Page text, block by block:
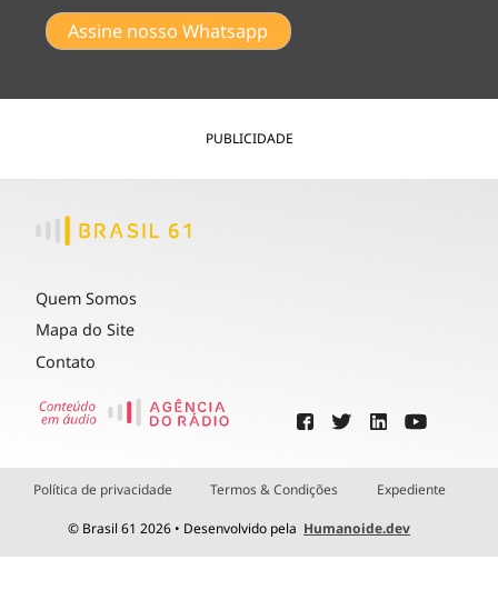
Assine nosso Whatsapp
PUBLICIDADE
Quem Somos
Mapa do Site
Contato
Política de privacidade Termos & Condições Expediente
© Brasil 61 2026 • Desenvolvido pela Humanoide.dev